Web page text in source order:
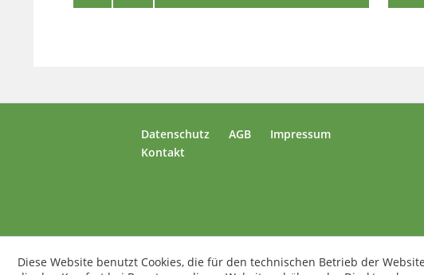
Datenschutz AGB
Impressum
Kontakt
Diese Website benutzt Cookies, die für den technischen Betrieb der